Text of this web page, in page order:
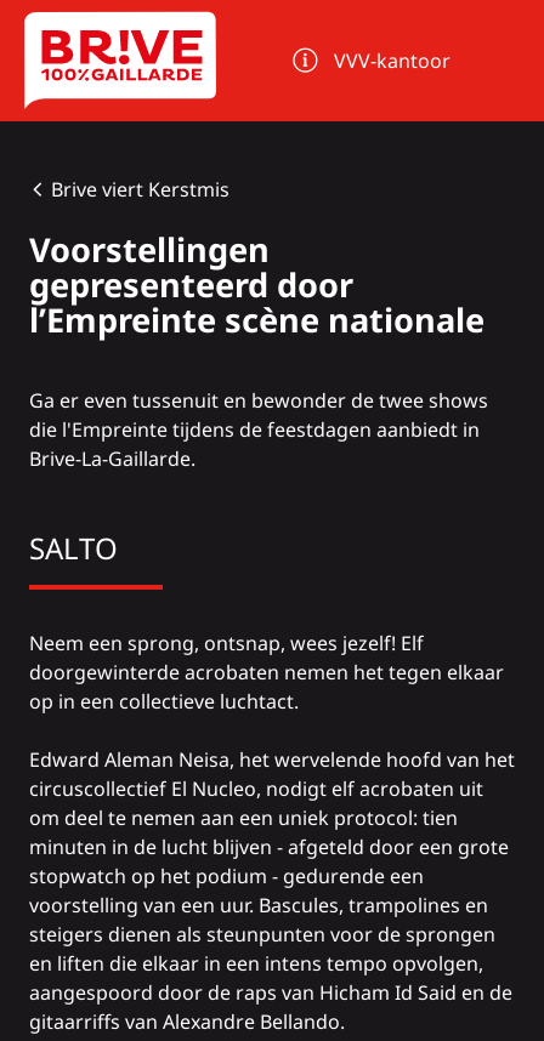
Cookies beheer paneel
VVV-kantoor
Brive viert Kerstmis
Voorstellingen
gepresenteerd door
l’Empreinte scène nationale
Ga er even tussenuit en bewonder de twee shows
die l'Empreinte tijdens de feestdagen aanbiedt in
Brive-La-Gaillarde.
SALTO
Neem een sprong, ontsnap, wees jezelf! Elf
doorgewinterde acrobaten nemen het tegen elkaar
op in een collectieve luchtact.
Edward Aleman Neisa, het wervelende hoofd van het
circuscollectief El Nucleo, nodigt elf acrobaten uit
om deel te nemen aan een uniek protocol: tien
minuten in de lucht blijven - afgeteld door een grote
stopwatch op het podium - gedurende een
voorstelling van een uur. Bascules, trampolines en
steigers dienen als steunpunten voor de sprongen
en liften die elkaar in een intens tempo opvolgen,
aangespoord door de raps van Hicham Id Said en de
gitaarriffs van Alexandre Bellando.